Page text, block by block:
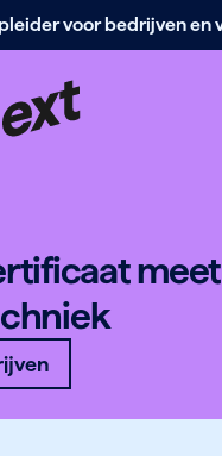
voor bedrijven en